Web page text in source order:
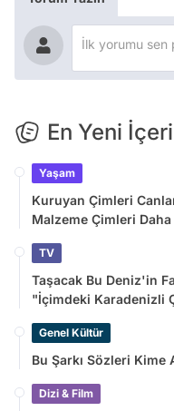
En Yeni
Yaşam
Kuruyan Çimleri
Malzeme Çimleri Daha
TV
Taşacak Bu Deniz'in
"İçimdeki Karadenizli
Genel Kültür
Bu Şarkı Sözleri Kime
Dizi & Film